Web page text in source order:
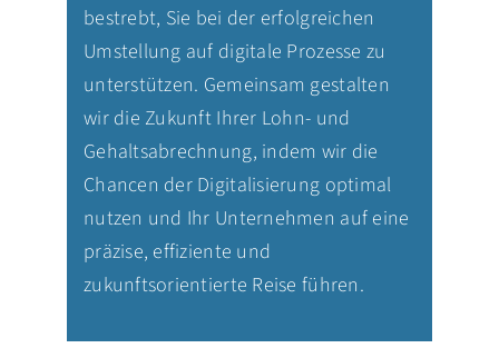
bestrebt, Sie bei der erfolgreichen
Umstellung auf digitale Prozesse zu
unterstützen. Gemeinsam gestalten
wir die Zukunft Ihrer Lohn- und
Gehaltsabrechnung, indem wir die
Chancen der Digitalisierung optimal
nutzen und Ihr Unternehmen auf eine
präzise, effiziente und
zukunftsorientierte Reise führen.